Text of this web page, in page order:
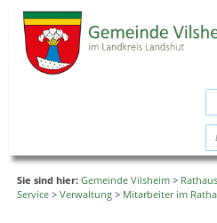
Sie sind hier: Gemeinde Vilsheim >
Service > Verwaltung > Mitarbeiter im